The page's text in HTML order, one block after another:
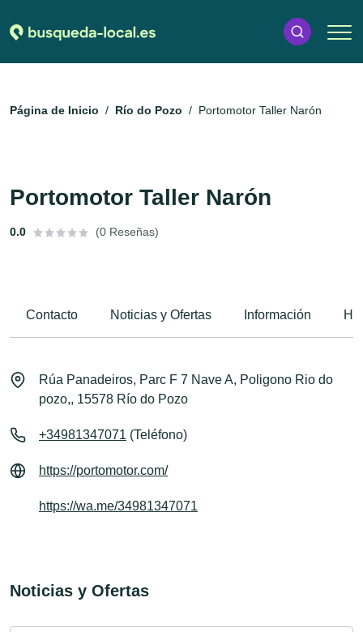
Página de Inicio Río do Pozo Portomotor Taller Narón
Portomotor Taller Narón
0.0 (0 Reseñas)
Contacto Noticias y Ofertas Información
Rúa Panadeiros, Parc F 7 Nave A, Poligono Rio do
pozo,, 15578 Río do Pozo
+34981347071 (Teléfono)
https://portomotor.com/
https://wa.me/34981347071
Noticias y Ofertas